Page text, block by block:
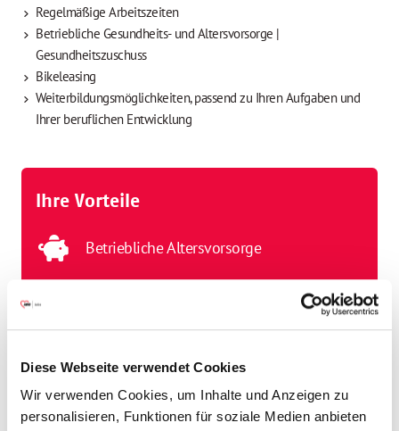
Diese Webseite verwendet Cookies
Wir verwenden Cookies, um Inhalte und Anzeigen zu
personalisieren, Funktionen für soziale Medien anbieten
Regelmäßige Arbeitszeiten
Betriebliche Gesundheits- und Altersvorsorge |
Gesundheitszuschuss
Bikeleasing
Weiterbildungsmöglichkeiten, passend zu Ihren Aufgaben und
Ihrer beruflichen Entwicklung
Ihre Vorteile
Betriebliche Altersvorsorge
Fahrradleasing
Finanzierte Fort- und Weiterbildung